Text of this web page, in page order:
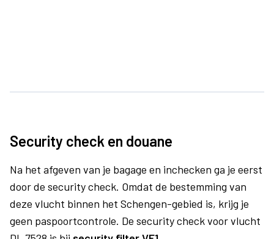
Security check en douane
Na het afgeven van je bagage en inchecken ga je eerst
door de security check. Omdat de bestemming van
deze vlucht binnen het Schengen-gebied is, krijg je
geen paspoortcontrole. De security check voor vlucht